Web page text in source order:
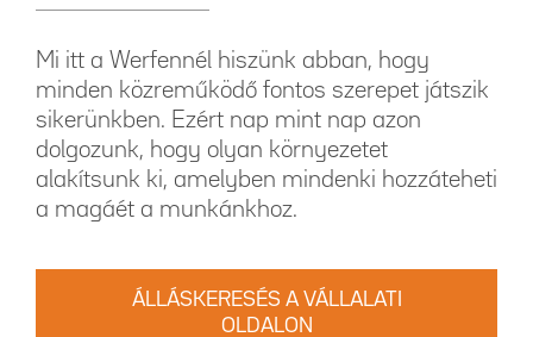
Mi itt a Werfennél hiszünk abban, hogy
minden közreműködő fontos szerepet játszik
sikerünkben. Ezért nap mint nap azon
dolgozunk, hogy olyan környezetet
alakítsunk ki, amelyben mindenki hozzáteheti
a magáét a munkánkhoz.
ÁLLÁSKERESÉS A VÁLLALATI
OLDALON